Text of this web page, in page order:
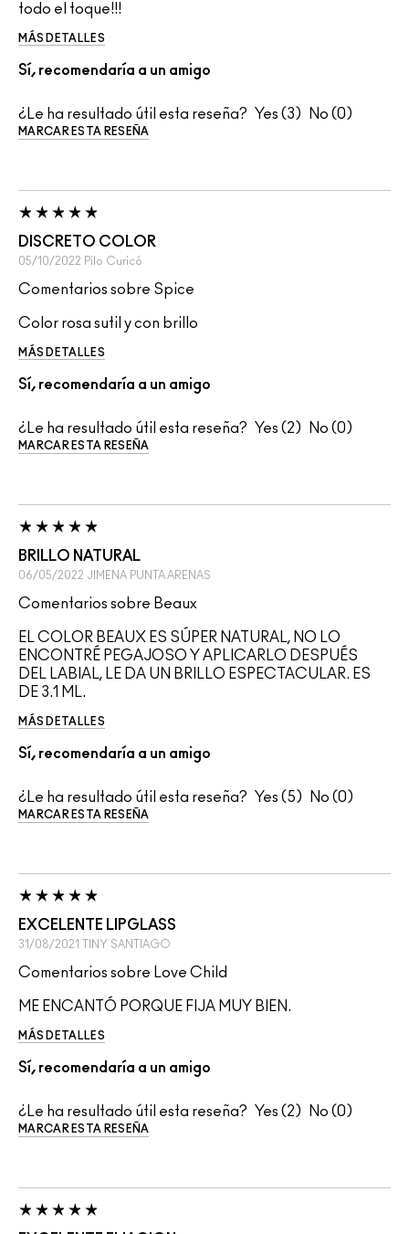
todo el toque!!!
MÁS DETALLES
Sí, recomendaría a un amigo
¿Le ha resultado útil esta reseña? 3 0
MARCAR ESTA RESEÑA
DISCRETO COLOR
05/10/2022 Pilo Curicó
Comentarios sobre Spice
Color rosa sutil y con brillo
MÁS DETALLES
Sí, recomendaría a un amigo
¿Le ha resultado útil esta reseña? 2 0
MARCAR ESTA RESEÑA
BRILLO NATURAL
06/05/2022 JIMENA PUNTA ARENAS
Comentarios sobre Beaux
EL COLOR BEAUX ES SÚPER NATURAL, NO LO
ENCONTRÉ PEGAJOSO Y APLICARLO DESPUÉS
DEL LABIAL, LE DA UN BRILLO ESPECTACULAR. ES
DE 3.1 ML.
MÁS DETALLES
Sí, recomendaría a un amigo
¿Le ha resultado útil esta reseña? 5 0
MARCAR ESTA RESEÑA
EXCELENTE LIPGLASS
31/08/2021 TINY SANTIAGO
Comentarios sobre Love Child
ME ENCANTÓ PORQUE FIJA MUY BIEN.
MÁS DETALLES
Sí, recomendaría a un amigo
¿Le ha resultado útil esta reseña? 2 0
MARCAR ESTA RESEÑA